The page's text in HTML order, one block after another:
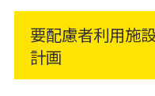
要配慮者利用施
計画